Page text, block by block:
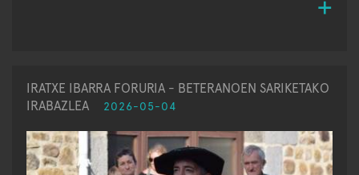
IRATXE IBARRA FORURIA - BETERANOEN SARIKETAKO
IRABAZLEA
2026-05-04